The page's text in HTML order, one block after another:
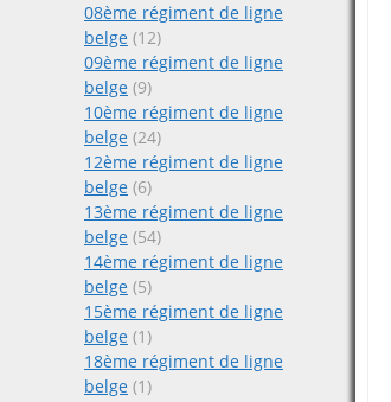
08ème régiment de ligne
belge (12)
09ème régiment de ligne
belge (9)
10ème régiment de ligne
belge (24)
12ème régiment de ligne
belge (6)
13ème régiment de ligne
belge (54)
14ème régiment de ligne
belge (5)
15ème régiment de ligne
belge (1)
18ème régiment de ligne
belge (1)